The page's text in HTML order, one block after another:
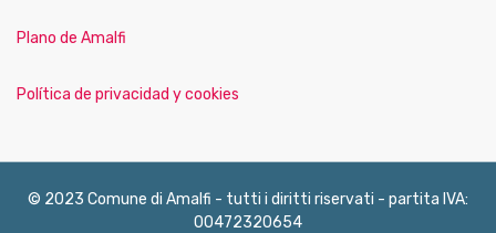
Plano de Amalfi
Política de privacidad y cookies
© 2023 Comune di Amalfi - tutti i diritti riservati - partita IVA:
00472320654